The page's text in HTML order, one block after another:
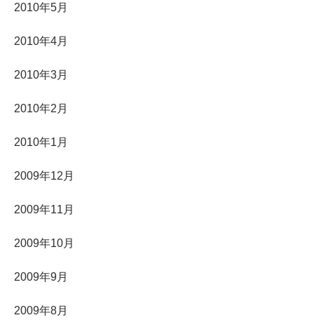
2010年5月
2010年4月
2010年3月
2010年2月
2010年1月
2009年12月
2009年11月
2009年10月
2009年9月
2009年8月